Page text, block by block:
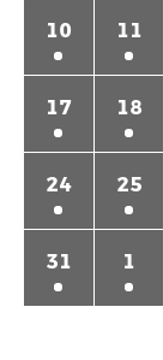
10 11
17 18
24 25
31 1